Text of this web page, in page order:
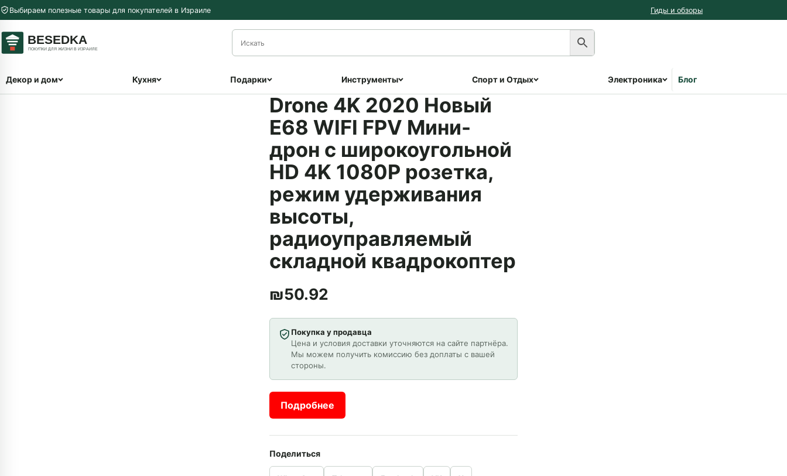
Перейти к содержимому
Выбираем полезные товары для покупателей в Израиле Гиды и обзоры
Декор и дом Кухня Подарки Инструменты Спорт и Отдых Электроника Блог
Drone 4K 2020 Новый
E68 WIFI FPV Мини-
дрон с широкоугольной
HD 4K 1080P розетка,
режим удерживания
высоты,
радиоуправляемый
складной квадрокоптер
₪50.92
Покупка у продавца
Цена и условия доставки уточняются на сайте партнёра.
Мы можем получить комиссию без доплаты с вашей
стороны.
Подробнее
Поделиться